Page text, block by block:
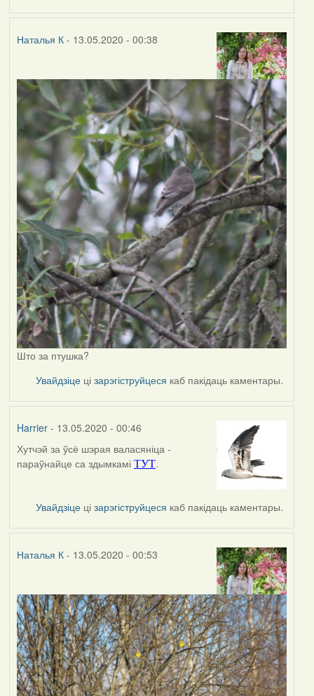
Harrier
Наталья К- 13.05.2020 - 00:38
Што за птушка?
Увайдзіце цізарэгіструйцеся каб пакідаць каментары.
Harrier- 13.05.2020 - 00:46
In
reply
Наталья
К
Хутчэй за ўсё шэрая валасяніца -
параўнайце са здымкамі ТУТ.
Увайдзіце цізарэгіструйцеся каб пакідаць каментары.
Наталья К- 13.05.2020 - 00:53